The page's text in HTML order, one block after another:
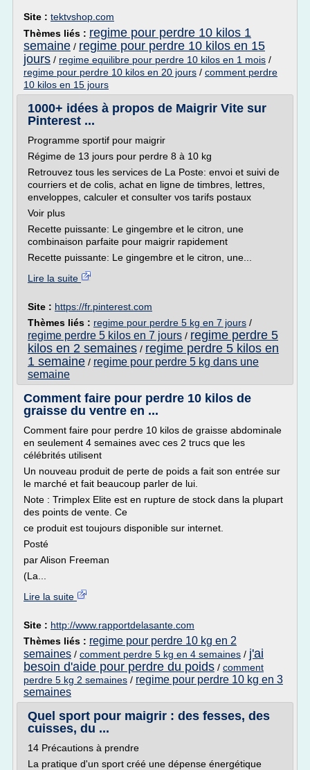
Site : tektvshop.com
Thèmes liés : regime pour perdre 10 kilos 1
semaine / regime pour perdre 10 kilos en 15
jours / regime equilibre pour perdre 10 kilos en 1 mois /
regime pour perdre 10 kilos en 20 jours / comment perdre
10 kilos en 15 jours
1000+ idées à propos de Maigrir Vite sur
Pinterest ...
Programme sportif pour maigrir
Régime de 13 jours pour perdre 8 à 10 kg
Retrouvez tous les services de La Poste: envoi et suivi de
courriers et de colis, achat en ligne de timbres, lettres,
enveloppes, calculer et consulter vos tarifs postaux
Voir plus
Recette puissante: Le gingembre et le citron, une
combinaison parfaite pour maigrir rapidement
Recette puissante: Le gingembre et le citron, une...
Lire la suite
Site : https://fr.pinterest.com
Thèmes liés : regime pour perdre 5 kg en 7 jours /
regime perdre 5 kilos en 7 jours / regime perdre 5
kilos en 2 semaines / regime perdre 5 kilos en
1 semaine / regime pour perdre 5 kg dans une
semaine
Comment faire pour perdre 10 kilos de
graisse du ventre en ...
Comment faire pour perdre 10 kilos de graisse abdominale
en seulement 4 semaines avec ces 2 trucs que les
célébrités utilisent
Un nouveau produit de perte de poids a fait son entrée sur
le marché et fait beaucoup parler de lui.
Note : Trimplex Elite est en rupture de stock dans la plupart
des points de vente. Ce
ce produit est toujours disponible sur internet.
Posté
par Alison Freeman
(La...
Lire la suite
Site : http://www.rapportdelasante.com
Thèmes liés : regime pour perdre 10 kg en 2
semaines / comment perdre 5 kg en 4 semaines / j'ai
besoin d'aide pour perdre du poids / comment
perdre 5 kg 2 semaines / regime pour perdre 10 kg en 3
semaines
Quel sport pour maigrir : des fesses, des
cuisses, du ...
14 Précautions à prendre
La pratique d'un sport créé une dépense énergétique